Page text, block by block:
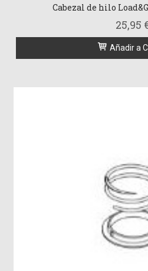
Cabezal de hilo
25,95
Añadir a